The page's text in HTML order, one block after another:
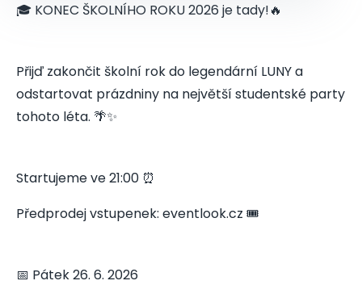
🎓 KONEC ŠKOLNÍHO ROKU 2026 je tady!🔥
Přijď zakončit školní rok do legendární LUNY a
odstartovat prázdniny na největší studentské party
tohoto léta. 🌴✨
Startujeme ve 21:00 ⏰
Předprodej vstupenek: eventlook.cz 🎟️
📅 Pátek 26. 6. 2026